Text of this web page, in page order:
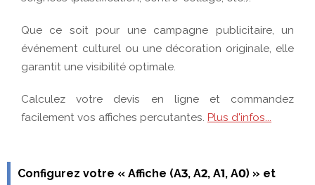
Configurez votre « Affiche (A3, A2, A1, A0) » et